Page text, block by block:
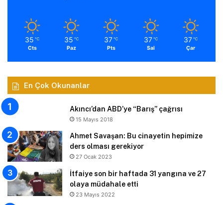
35 ℃
Cts
35 ℃
Paz
37 ℃
Pts
37 ℃
Sal
37 ℃
Çar
En Çok Okunanlar
Akıncı’dan ABD’ye “Barış” çağrısı
15 Mayıs 2018
Ahmet Savaşan: Bu cinayetin hepimize
ders olması gerekiyor
27 Ocak 2023
İtfaiye son bir haftada 31 yangına ve 27
olaya müdahale etti
23 Mayıs 2022